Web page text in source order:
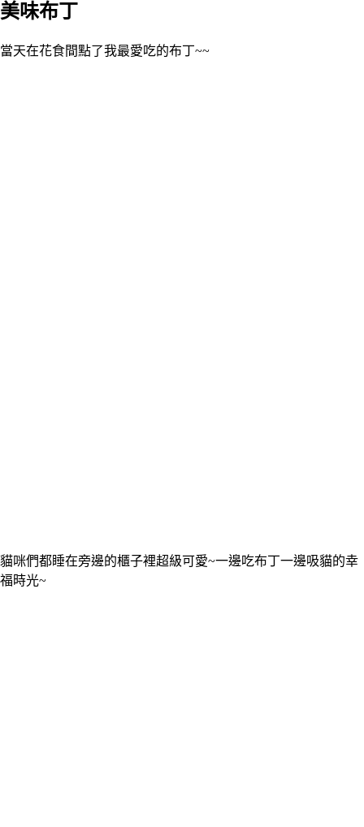
美味布丁
當天在花食間點了我最愛吃的布丁~~
貓咪們都睡在旁邊的櫃子裡超級可愛~一邊吃布丁一邊吸貓的幸
福時光~